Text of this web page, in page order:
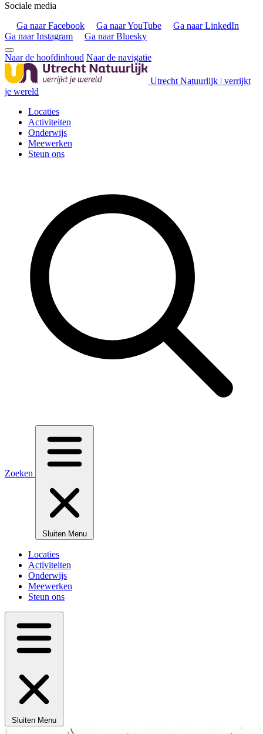
Sociale media
Ga naar Facebook
Ga naar YouTube
Ga naar LinkedIn
Ga naar Instagram
Ga naar Bluesky
Naar de hoofdinhoud Naar de navigatie
Utrecht Natuurlijk | verrijkt
je wereld
Locaties
Activiteiten
Onderwijs
Meewerken
Steun ons
Zoeken
Sluiten Menu
Locaties
Activiteiten
Onderwijs
Meewerken
Steun ons
Sluiten Menu